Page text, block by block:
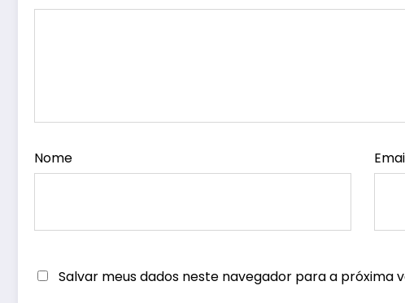
Nome
Salvar meus dados neste navegador para a próxima